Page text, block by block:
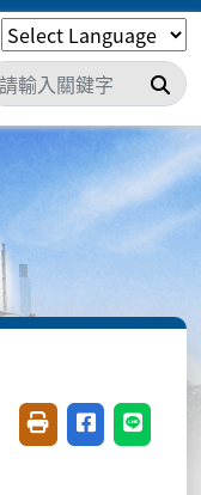
搜
友善列印(開新視窗)
分享至臉書(
分享至